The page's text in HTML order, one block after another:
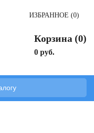
ИЗБРАННОЕ (0)
Корзина (0)
0 руб.